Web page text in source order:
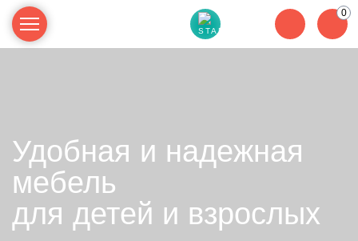
0
Удобная и надежная
мебель
для детей и взрослых